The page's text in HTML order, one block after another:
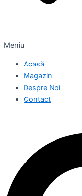
Meniu
Acasă
Magazin
Despre Noi
Contact